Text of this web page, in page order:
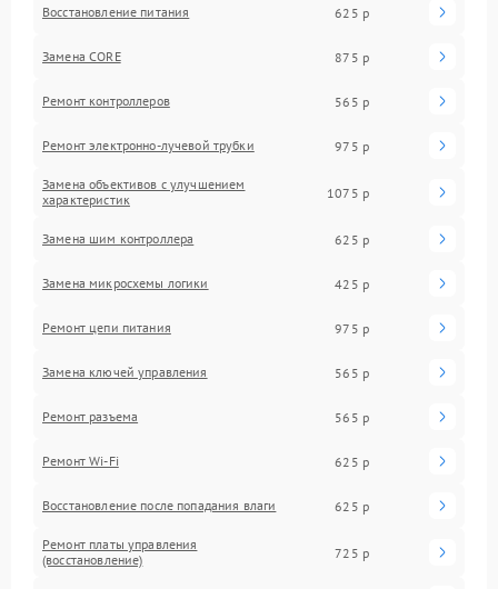
Восстановление питания 625 р
Замена CORE 875 р
Ремонт контроллеров 565 р
Ремонт электронно-лучевой трубки 975 р
Замена объективов с улучшением
характеристик
1075 р
Замена шим контроллера 625 р
Замена микросхемы логики 425 р
Ремонт цепи питания 975 р
Замена ключей управления 565 р
Ремонт разъема 565 р
Ремонт Wi-Fi 625 р
Восстановление после попадания влаги 625 р
Ремонт платы управления
(восстановление)
725 р